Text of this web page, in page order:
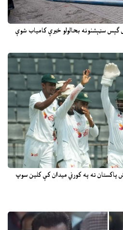
سټېشنونه بحالولو خبرې کامیاب شوې
ته په کورني میدان کې کلین سوپ